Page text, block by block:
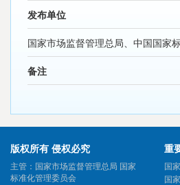
发布单位
国家市场监督管理总局、中国国家
备注
版权所有 侵权必究
主管：国家市场监督管理总局 国家
标准化管理委员会
重
国
国